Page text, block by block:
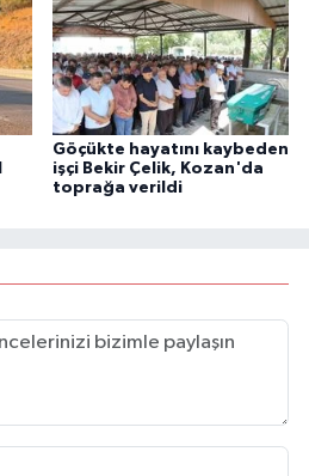
Göçükte hayatını kaybeden
işçi Bekir Çelik, Kozan'da
toprağa verildi